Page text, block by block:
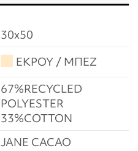
30x50
ΕΚΡΟΥ / ΜΠΕΖ
67%RECYCLED
POLYESTER
33%COTTON
JANE CACAO